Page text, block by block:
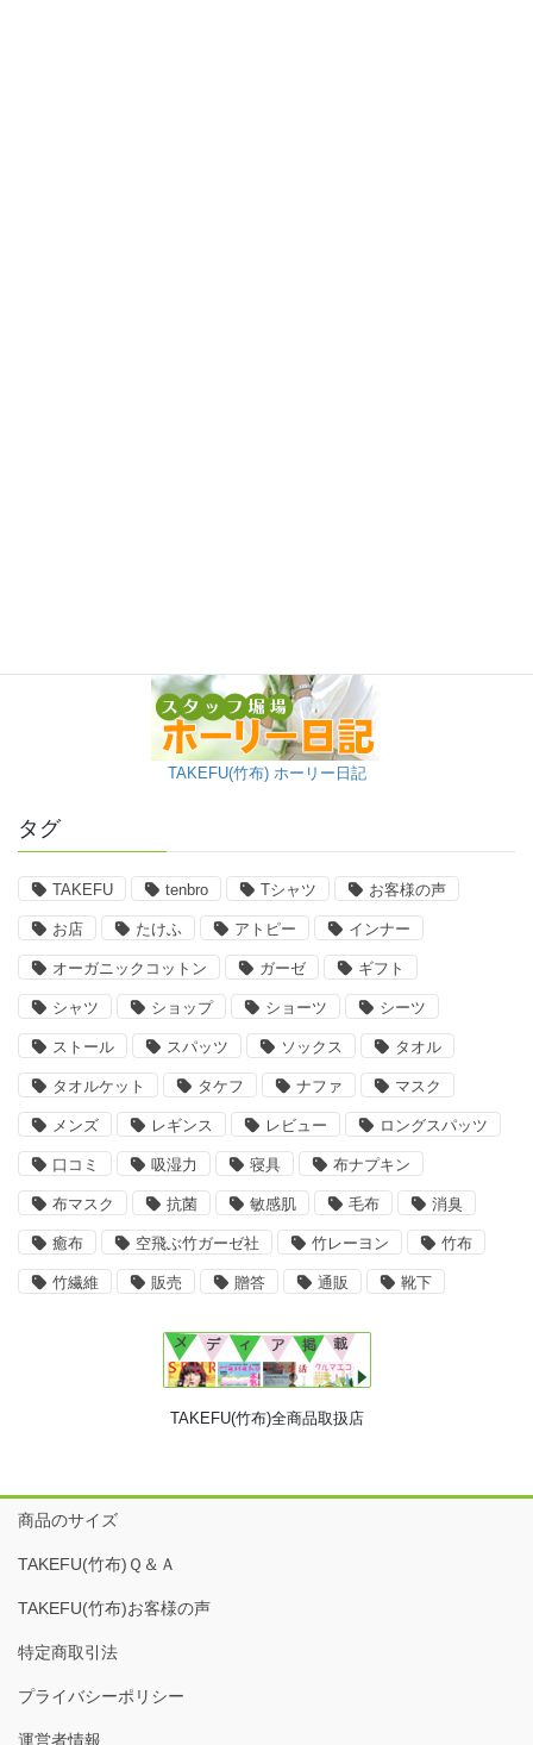
TAKEFU(竹布) ホーリー日記
タグ
TAKEFU tenbro Tシャツ お客様の声
お店 たけふ アトピー インナー
オーガニックコットン ガーゼ ギフト
シャツ ショップ ショーツ シーツ
ストール スパッツ ソックス タオル
タオルケット タケフ ナファ マスク
メンズ レギンス レビュー ロングスパッツ
口コミ 吸湿力 寝具 布ナプキン
布マスク 抗菌 敏感肌 毛布 消臭
癒布 空飛ぶ竹ガーゼ社 竹レーヨン 竹布
竹繊維 販売 贈答 通販 靴下
TAKEFU(竹布)全商品取扱店
商品のサイズ
TAKEFU(竹布)Ｑ＆Ａ
TAKEFU(竹布)お客様の声
特定商取引法
プライバシーポリシー
運営者情報